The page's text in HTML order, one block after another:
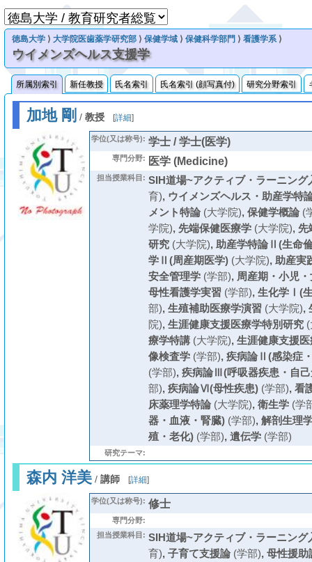
徳島大学 ⟩大学院医歯薬学研究部 ⟩保健学域 ⟩保健科学部門 ⟩看護学系⟩
ウイメンズヘルス支援学
所属別索引 新任教授 氏名索引 氏名索引 (顔写真付) 研究分野索引
加地 剛 / 教授 [詳細]
学位(又は称号): 学士 / 学士(医学)
専門分野: 医学 (Medicine)
担当授業科目: SIH道場~アクティブ・ラーニング
育), ウイメンズヘルス・助産学特
メント特論(大学院), 保健学概論(
学院), 先端保健医療学(大学院), 先
研究(大学院), 助産学特論Ⅱ(生命
学Ⅱ(周産期医学)(大学院), 助産実
安全管理学(学部), 周産期・小児
母性看護学実習 (学部), 生化学Ⅰ(
部), 生殖補助医療学演習 (大学院),
院), 生涯健康支援医療学特別研究(
療学特講(大学院), 生涯健康支援
像検査学(学部), 疾病論Ⅱ(感染症
(学部), 疾病論Ⅲ(呼吸器疾患・自
部), 疾病論Ⅵ(母性疾患)(学部), 看
床薬理学特論(大学院), 衛生学(学
器・血液・腎臓)(学部), 解剖生理
殖・老化)(学部), 遺伝学(学部)
研究テーマ:
森内 洋美/ 講師 [詳細]
学位(又は称号): 修士
専門分野:
担当授業科目: SIH道場~アクティブ・ラーニング
育), 子育て支援論(学部), 母性援助